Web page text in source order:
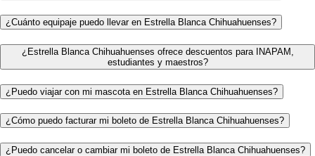
¿Cuánto equipaje puedo llevar en Estrella Blanca Chihuahuenses?
¿Estrella Blanca Chihuahuenses ofrece descuentos para INAPAM,
estudiantes y maestros?
¿Puedo viajar con mi mascota en Estrella Blanca Chihuahuenses?
¿Cómo puedo facturar mi boleto de Estrella Blanca Chihuahuenses?
¿Puedo cancelar o cambiar mi boleto de Estrella Blanca Chihuahuenses?